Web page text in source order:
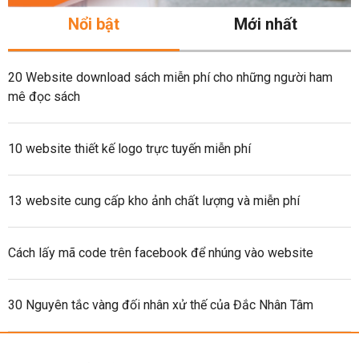
Nổi bật Mới nhất
20 Website download sách miễn phí cho những người ham
mê đọc sách
10 website thiết kế logo trực tuyến miễn phí
13 website cung cấp kho ảnh chất lượng và miễn phí
Cách lấy mã code trên facebook để nhúng vào website
30 Nguyên tắc vàng đối nhân xử thế của Đắc Nhân Tâm